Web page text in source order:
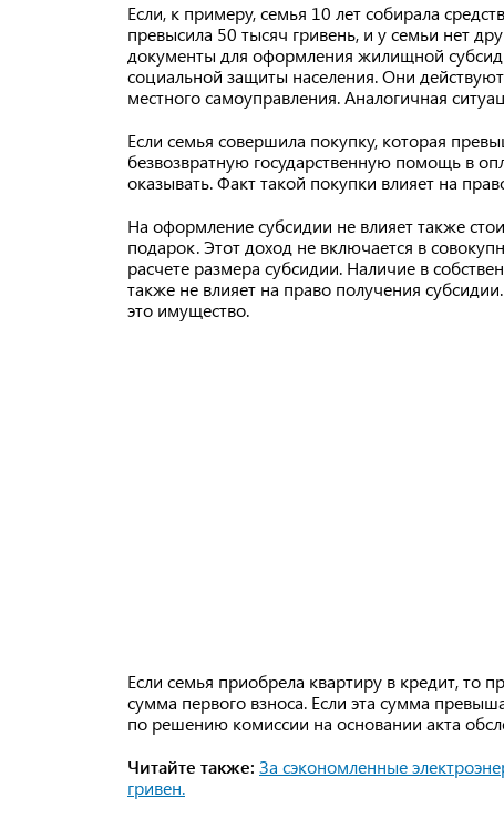
Если, к примеру, семья 10 лет собирала
превысила 50 тысяч гривень, и у семьи нет
документы для оформления жилищной
социальной защиты населения. Они
местного самоуправления. Аналогичная
Если семья совершила покупку, которая
безвозвратную государственную помощь в
оказывать. Факт такой покупки влияет на
На оформление субсидии не влияет также
подарок. Этот доход не включается в
расчете размера субсидии. Наличие в
также не влияет на право получения
это имущество.
Если семья приобрела квартиру в кредит, то
сумма первого взноса. Если эта сумма
по решению комиссии на основании акта
Читайте также: За сэкономленные
гривен.